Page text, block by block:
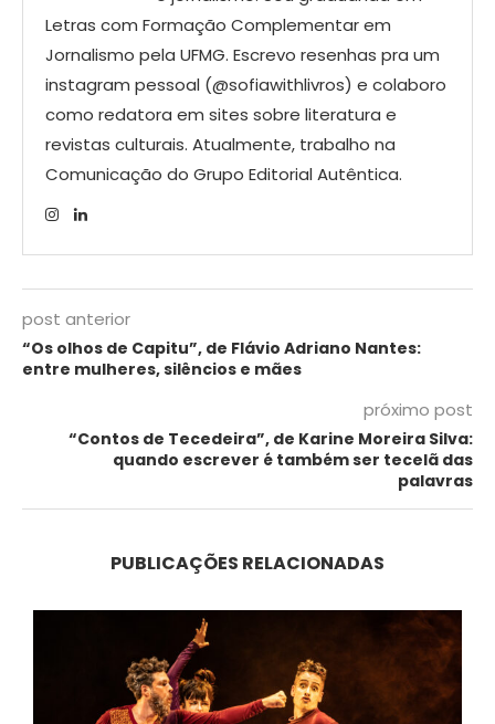
Letras com Formação Complementar em
Jornalismo pela UFMG. Escrevo resenhas pra um
instagram pessoal (@sofiawithlivros) e colaboro
como redatora em sites sobre literatura e
revistas culturais. Atualmente, trabalho na
Comunicação do Grupo Editorial Autêntica.
post anterior
“Os olhos de Capitu”, de Flávio Adriano Nantes:
entre mulheres, silêncios e mães
próximo post
“Contos de Tecedeira”, de Karine Moreira Silva:
quando escrever é também ser tecelã das
palavras
PUBLICAÇÕES RELACIONADAS